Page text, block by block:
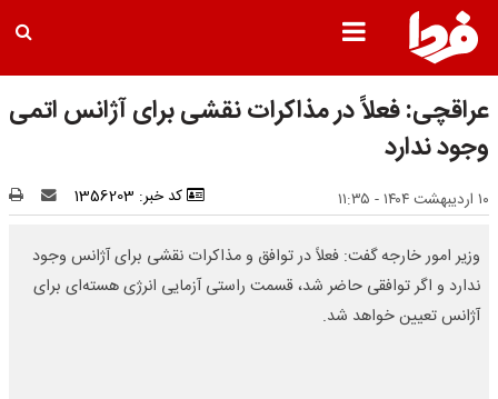
عراقچی: فعلاً در مذاکرات نقشی برای آژانس اتمی
وجود ندارد
۱۰ اردیبهشت ۱۴۰۴ - ۱۱:۳۵ کد خبر: 1356203
وزیر امور خارجه گفت: فعلاً در توافق و مذاکرات نقشی برای آژانس وجود
ندارد و اگر توافقی حاضر شد، قسمت راستی آزمایی انرژی هسته‌ای برای
آژانس تعیین خواهد شد.